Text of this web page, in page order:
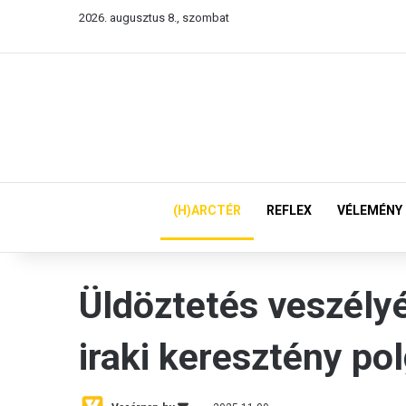
2026. augusztus 8., szombat
(H)ARCTÉR REFLEX VÉLEMÉNY
Üldöztetés
iraki keresztény